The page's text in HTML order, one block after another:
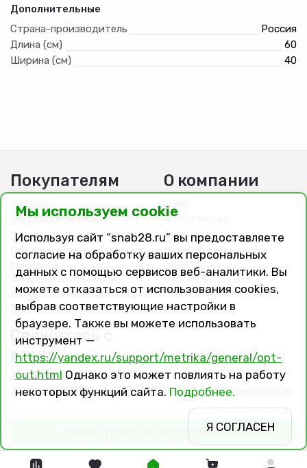
Недоступно в интернет-магазине
Дополнительные
Страна-производитель
Россия
Длина (см)
60
Ширина (см)
40
Покупателям
Каталог
Вопросы и ответы
Заказ, оплата, доставка
Подарочные сертификаты
конфиденциальности
Соглашение на обработку
персональных данных
О компании
О нас
Фотогалерея
Вакансии
Договор публичной
оферты
Версия сайта для
слабовидящих
Свяжитесь с
нами
Контакты
Магазины и филиалы
Разработано в
Мы используем cookie
Используя сайт “snab28.ru” вы предоставляете
согласие на обработку ваших персональных
данных с помощью сервисов веб-аналитики. Вы
можете отказаться от использования cookies,
выбрав соответствующие настройки в
браузере. Также вы можете использовать
инструмент —
https://yandex.ru/support/metrika/general/opt-
out.html Однако это может повлиять на работу
некоторых функций сайта. Подробнее.
Я СОГЛАСЕН